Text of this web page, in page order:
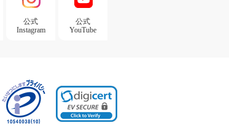
公式
Instagram
公式
YouTube